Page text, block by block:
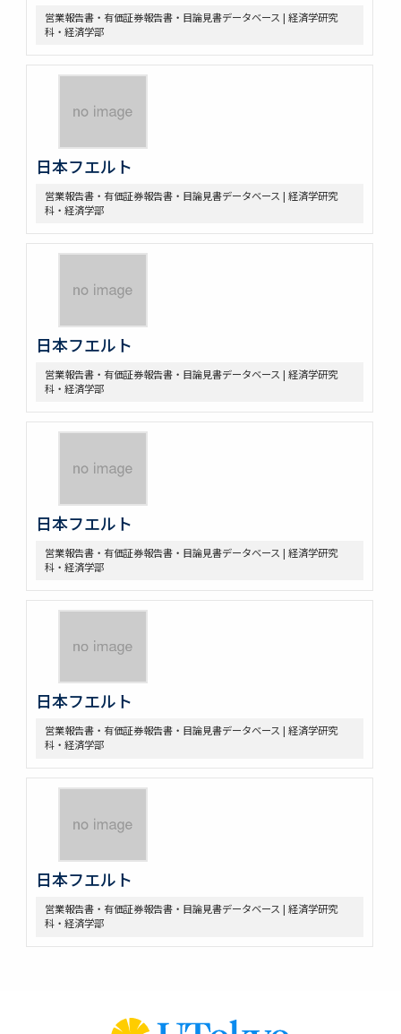
営業報告書・有価証券報告書・目論見書データベース | 経済学研究
科・経済学部
日本フエルト
営業報告書・有価証券報告書・目論見書データベース | 経済学研究
科・経済学部
日本フエルト
営業報告書・有価証券報告書・目論見書データベース | 経済学研究
科・経済学部
日本フエルト
営業報告書・有価証券報告書・目論見書データベース | 経済学研究
科・経済学部
日本フエルト
営業報告書・有価証券報告書・目論見書データベース | 経済学研究
科・経済学部
日本フエルト
営業報告書・有価証券報告書・目論見書データベース | 経済学研究
科・経済学部